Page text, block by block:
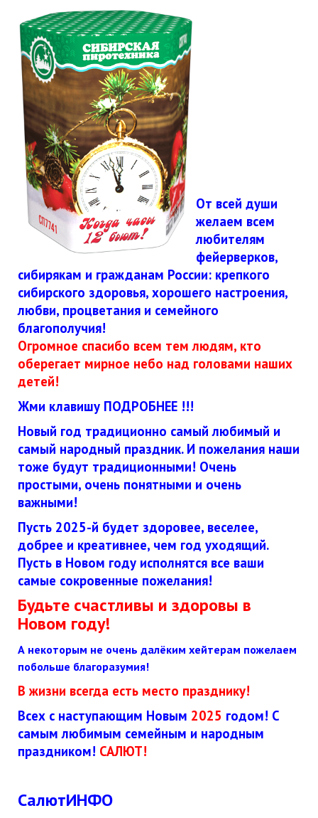
От всей души
желаем всем
любителям
фейерверков,
сибирякам и гражданам России: крепкого
сибирского здоровья, хорошего настроения,
любви, процветания и семейного
благополучия!
Огромное спасибо всем тем людям, кто
оберегает мирное небо над головами наших
детей!
Жми клавишу ПОДРОБНЕЕ !!!
Новый год традиционно самый любимый и
самый народный праздник. И пожелания наши
тоже будут традиционными! Очень
простыми, очень понятными и очень
важными!
Пусть 2025-й будет здоровее, веселее,
добрее и креативнее, чем год уходящий.
Пусть в Новом году исполнятся все ваши
самые сокровенные пожелания!
Будьте счастливы и здоровы в
Новом году!
А некоторым не очень далёким хейтерам пожелаем
побольше благоразумия!
В жизни всегда есть место празднику!
Всех с наступающим Новым 2025 годом! С
самым любимым семейным и народным
праздником! САЛЮТ!
СалютИНФО